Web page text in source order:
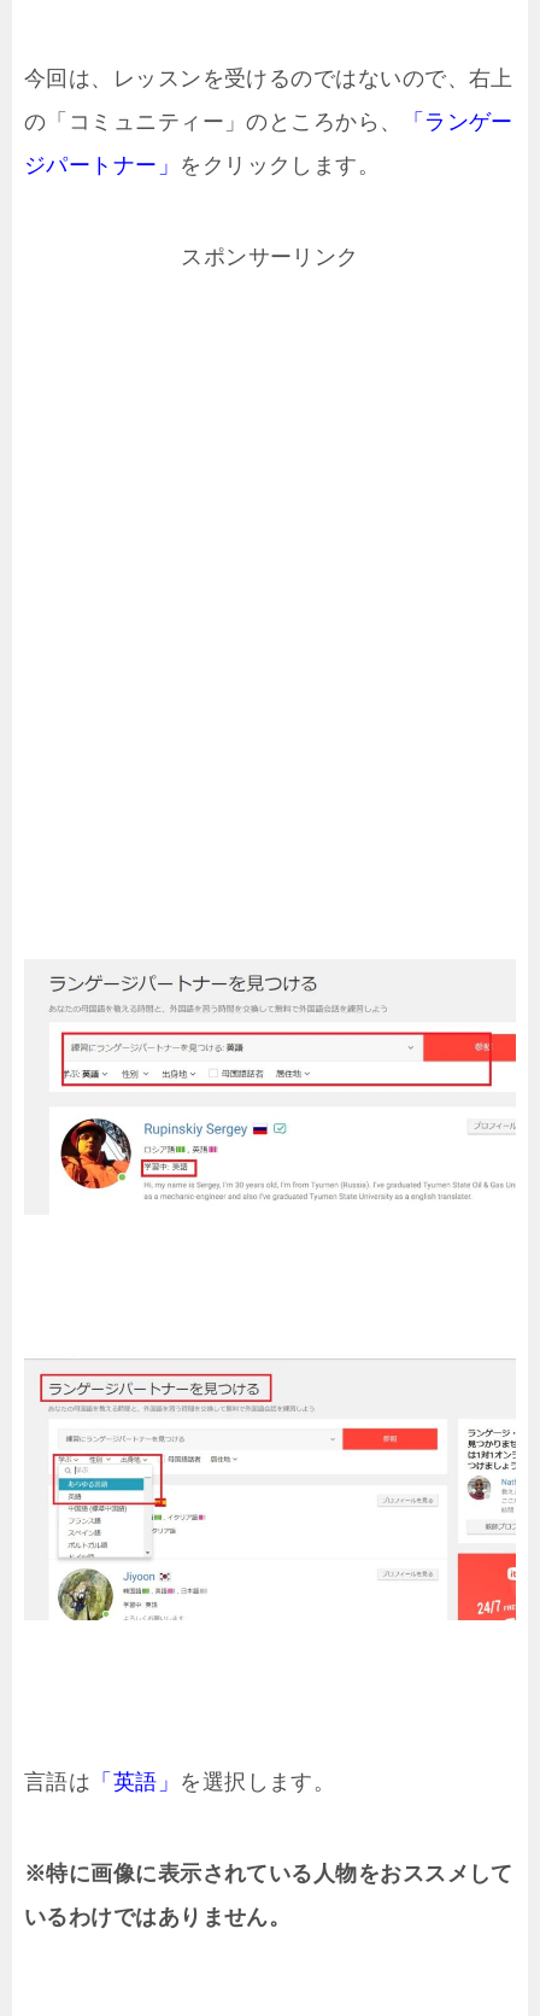
今回は、レッスンを受けるのではないので、右上
の「コミュニティー」のところから、
「ランゲー
ジパートナー」 をクリックします。
スポンサーリンク
言語は 「英語」 を選択します。
※特に画像に表示されている人物をおススメして
いるわけではありません。